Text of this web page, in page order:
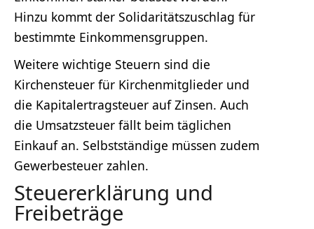
Hinzu kommt der Solidaritätszuschlag für
bestimmte Einkommensgruppen.
Weitere wichtige Steuern sind die
Kirchensteuer für Kirchenmitglieder und
die Kapitalertragsteuer auf Zinsen. Auch
die Umsatzsteuer fällt beim täglichen
Einkauf an. Selbstständige müssen zudem
Gewerbesteuer zahlen.
Steuererklärung und
Freibeträge